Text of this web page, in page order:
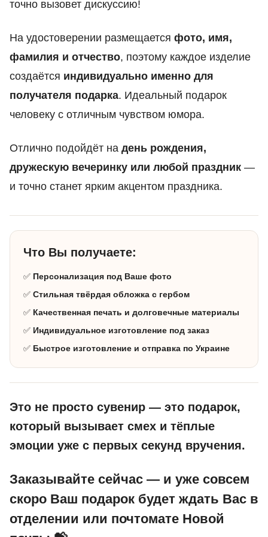
точно вызовет дискуссию!
На удостоверении размещается фото, имя,
фамилия и отчество, поэтому каждое изделие
создаётся индивидуально именно для
получателя подарка. Идеальный подарок
человеку с отличным чувством юмора.
Отлично подойдёт на день рождения,
дружескую вечеринку или любой праздник —
и точно станет ярким акцентом праздника.
Что Вы получаете:
✅ Персонализация под Ваше фото
✅ Стильная твёрдая обложка с гербом
✅ Качественная печать и долговечные материалы
✅ Индивидуальное изготовление под заказ
✅ Быстрое изготовление и отправка по Украине
Это не просто сувенир — это подарок,
который вызывает смех и тёплые
эмоции уже с первых секунд вручения.
Заказывайте сейчас — и уже совсем
скоро Ваш подарок будет ждать Вас в
отделении или почтомате Новой